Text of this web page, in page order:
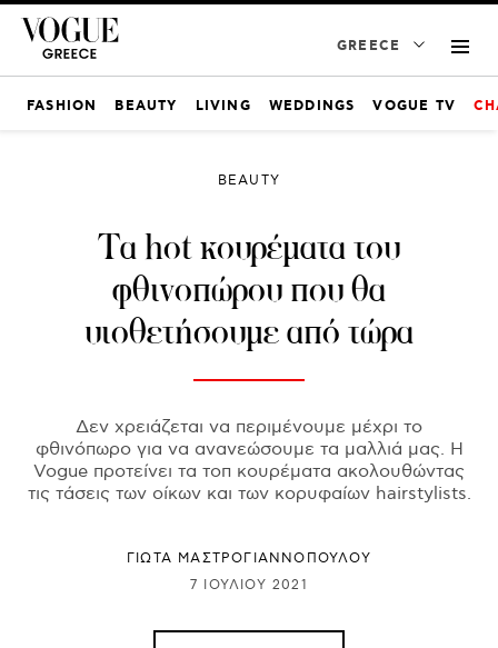
GREECE
FASHION BEAUTY LIVING WEDDINGS VOGUE TV
BEAUTY
Τα hot κουρέματα του
φθινοπώρου που θα
υιοθετήσουμε από τώρα
Δεν χρειάζεται να περιμένουμε μέχρι το
φθινόπωρο για να ανανεώσουμε τα μαλλιά μας. Η
Vogue προτείνει τα τοπ κουρέματα ακολουθώντας
τις τάσεις των οίκων και των κορυφαίων hairstylists.
ΓΙΩΤΑ ΜΑΣΤΡΟΓΙΑΝΝΟΠΟΥΛΟΥ
7 ΙΟΥΛΊΟΥ 2021